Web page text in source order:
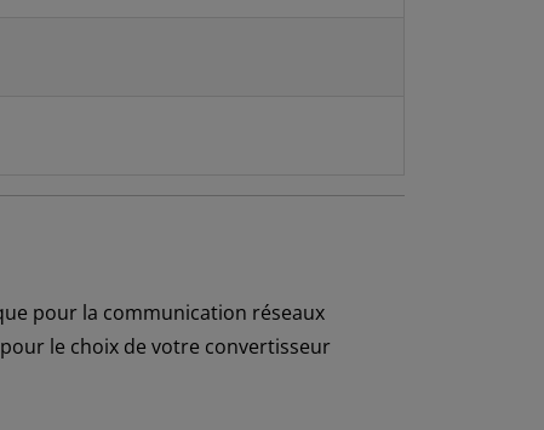
pour la communication réseaux
le choix de votre convertisseur